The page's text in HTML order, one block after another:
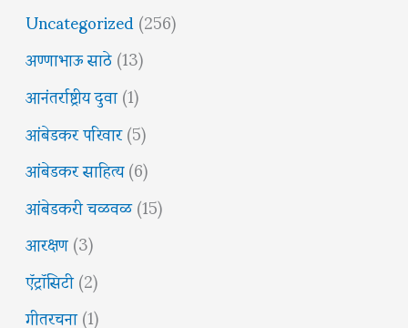
Uncategorized(256)
अण्णाभाऊ साठे(13)
आनंतर्राष्ट्रीय दुवा(1)
आंबेडकर परिवार(5)
आंबेडकर साहित्य(6)
आंबेडकरी चळवळ(15)
आरक्षण(3)
ऍट्रॉसिटी(2)
गीतरचना(1)